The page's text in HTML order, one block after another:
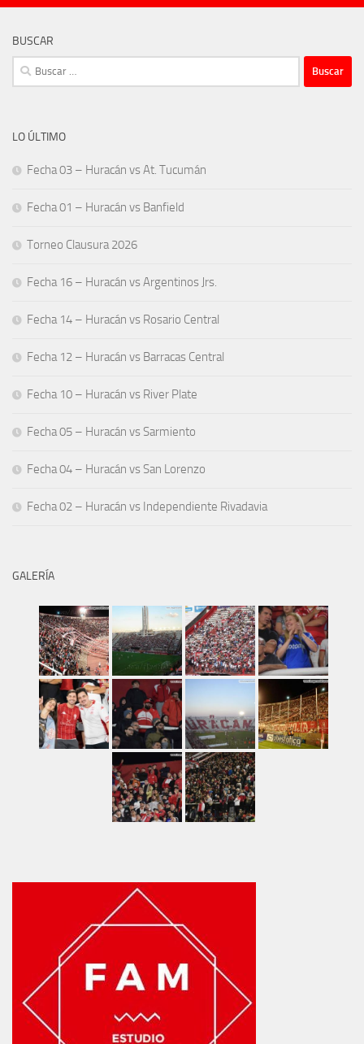
BUSCAR
Buscar:
LO ÚLTIMO
Fecha 03 – Huracán vs At. Tucumán
Fecha 01 – Huracán vs Banfield
Torneo Clausura 2026
Fecha 16 – Huracán vs Argentinos Jrs.
Fecha 14 – Huracán vs Rosario Central
Fecha 12 – Huracán vs Barracas Central
Fecha 10 – Huracán vs River Plate
Fecha 05 – Huracán vs Sarmiento
Fecha 04 – Huracán vs San Lorenzo
Fecha 02 – Huracán vs Independiente Rivadavia
GALERÍA